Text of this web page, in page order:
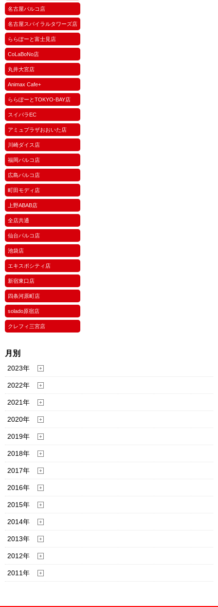
名古屋パルコ店
名古屋スパイラルタワーズ店
ららぽーと富士見店
CoLaBoNo店
丸井大宮店
Animax Cafe+
ららぽーとTOKYO-BAY店
スイパラEC
アミュプラザおおいた店
川崎ダイス店
福岡パルコ店
広島パルコ店
町田モディ店
上野ABAB店
全店共通
仙台パルコ店
池袋店
エキスポシティ店
新宿東口店
四条河原町店
solado原宿店
クレフィ三宮店
月別
2023年
2022年
2021年
2020年
2019年
2018年
2017年
2016年
2015年
2014年
2013年
2012年
2011年